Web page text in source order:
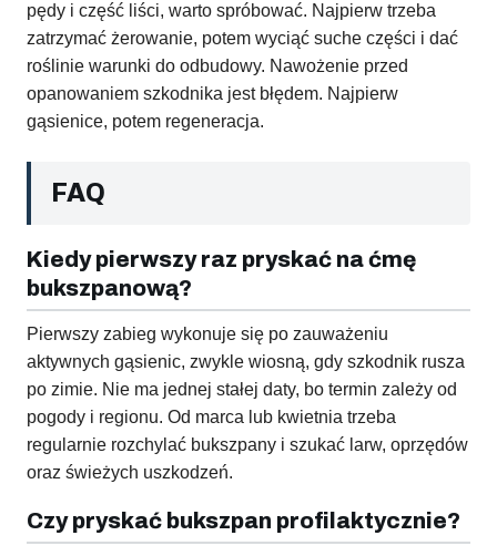
pędy i część liści, warto spróbować. Najpierw trzeba
zatrzymać żerowanie, potem wyciąć suche części i dać
roślinie warunki do odbudowy. Nawożenie przed
opanowaniem szkodnika jest błędem. Najpierw
gąsienice, potem regeneracja.
FAQ
Kiedy pierwszy raz pryskać na ćmę
bukszpanową?
Pierwszy zabieg wykonuje się po zauważeniu
aktywnych gąsienic, zwykle wiosną, gdy szkodnik rusza
po zimie. Nie ma jednej stałej daty, bo termin zależy od
pogody i regionu. Od marca lub kwietnia trzeba
regularnie rozchylać bukszpany i szukać larw, oprzędów
oraz świeżych uszkodzeń.
Czy pryskać bukszpan profilaktycznie?